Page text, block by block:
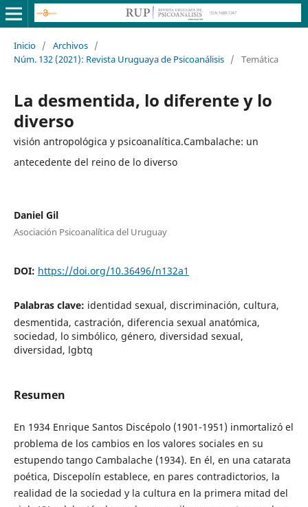
Inicio / Archivos /
Núm. 132 (2021): Revista Uruguaya de Psicoanálisis / Temática
La desmentida, lo diferente y lo
diverso
visión antropológica y psicoanalítica.Cambalache: un
antecedente del reino de lo diverso
Daniel Gil
Asociación Psicoanalítica del Uruguay
DOI: https://doi.org/10.36496/n132a1
Palabras clave: identidad sexual, discriminación, cultura,
desmentida, castración, diferencia sexual anatómica,
sociedad, lo simbólico, género, diversidad sexual,
diversidad, lgbtq
Resumen
En 1934 Enrique Santos Discépolo (1901-1951) inmortalizó el
problema de los cambios en los valores sociales en su
estupendo tango Cambalache (1934). En él, en una catarata
poética, Discepolín establece, en pares contradictorios, la
realidad de la sociedad y la cultura en la primera mitad del